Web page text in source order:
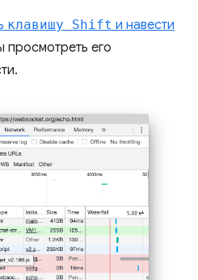
клавишу Shift и навести
просмотреть его